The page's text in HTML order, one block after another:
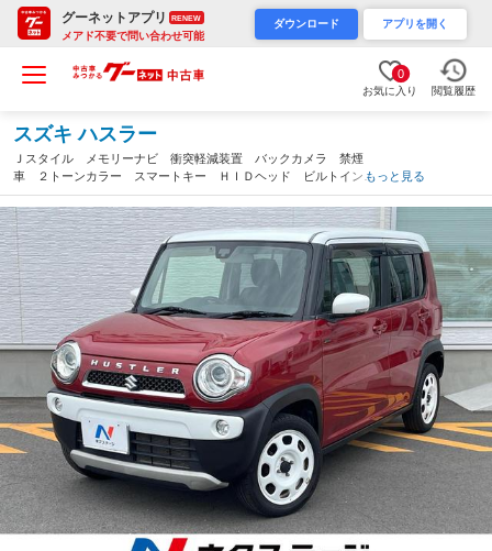
グーネットアプリ RENEW
メアド不要で問い合わせ可能
ダウンロード アプリを開く
0
お気に入り 閲覧履歴
スズキ ハスラー
Ｊスタイル メモリーナビ 衝突軽減装置 バックカメラ 禁煙
車 ２トーンカラー スマートキー ＨＩＤヘッド ビルトインＥ
ＴＣ オートライト オートエアコン ＣＤ ＤＶＤ再生 地デ
ジ ＬＥＤフォグ（徳島県）
もっと見る